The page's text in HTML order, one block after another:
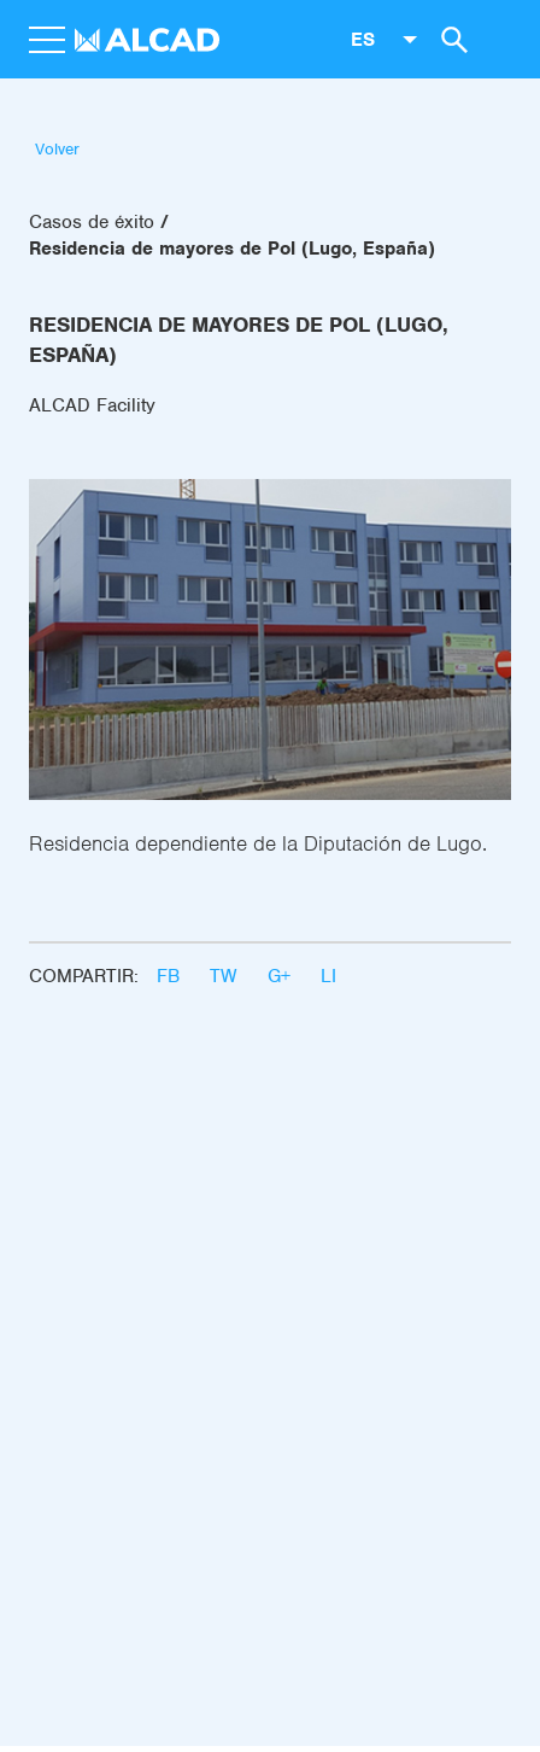
ES
Volver
Casos de éxito
Residencia de mayores de Pol (Lugo, España)
RESIDENCIA DE MAYORES DE POL (LUGO,
ESPAÑA)
ALCAD Facility
Residencia dependiente de la Diputación de Lugo.
COMPARTIR: FB TW G+ LI